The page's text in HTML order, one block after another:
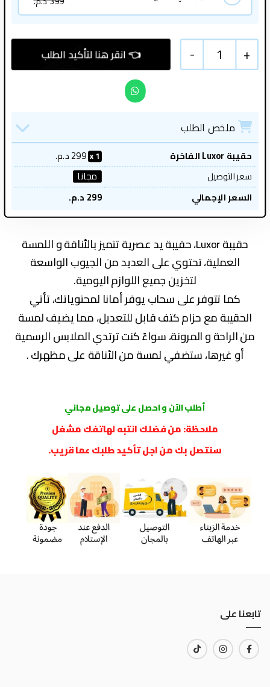
+
1
-
ملخص الطلب
حقيبة Luxor الفاخرة 1
299د.م.
سعر التوصيل مجانا
السعر الإجمالي 299 د.م.
حقيبة Luxor، حقيبة يد عصرية تتميز بالأناقة و اللمسة
العملية، تحتوي على العديد من الجيوب الواسعة
لتخزين جميع اللوازم اليومية.
كما تتوفر على سحاب يوفر أمانا لمحتوياتك، تأتي
الحقيبة مع حزام كتف قابل للتعديل، مما يضيف لمسة
من الراحة و المرونة، سواءً كنت ترتدي الملابس الرسمية
أو غيرها، ستضفي لمسة من الأناقة على مظهرك .
أطلب الآن و احصل على توصيل مجاني
ملاحظة: من فضلك انتبه لهاتفك مشغل
سنتصل بك من اجل تأكيد طلبك عما قريب.
تابعنا على